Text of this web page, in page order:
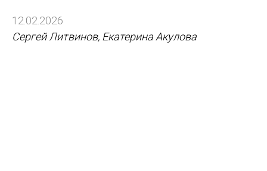
12.02.2026
Сергей Литвинов, Екатерина Акулова